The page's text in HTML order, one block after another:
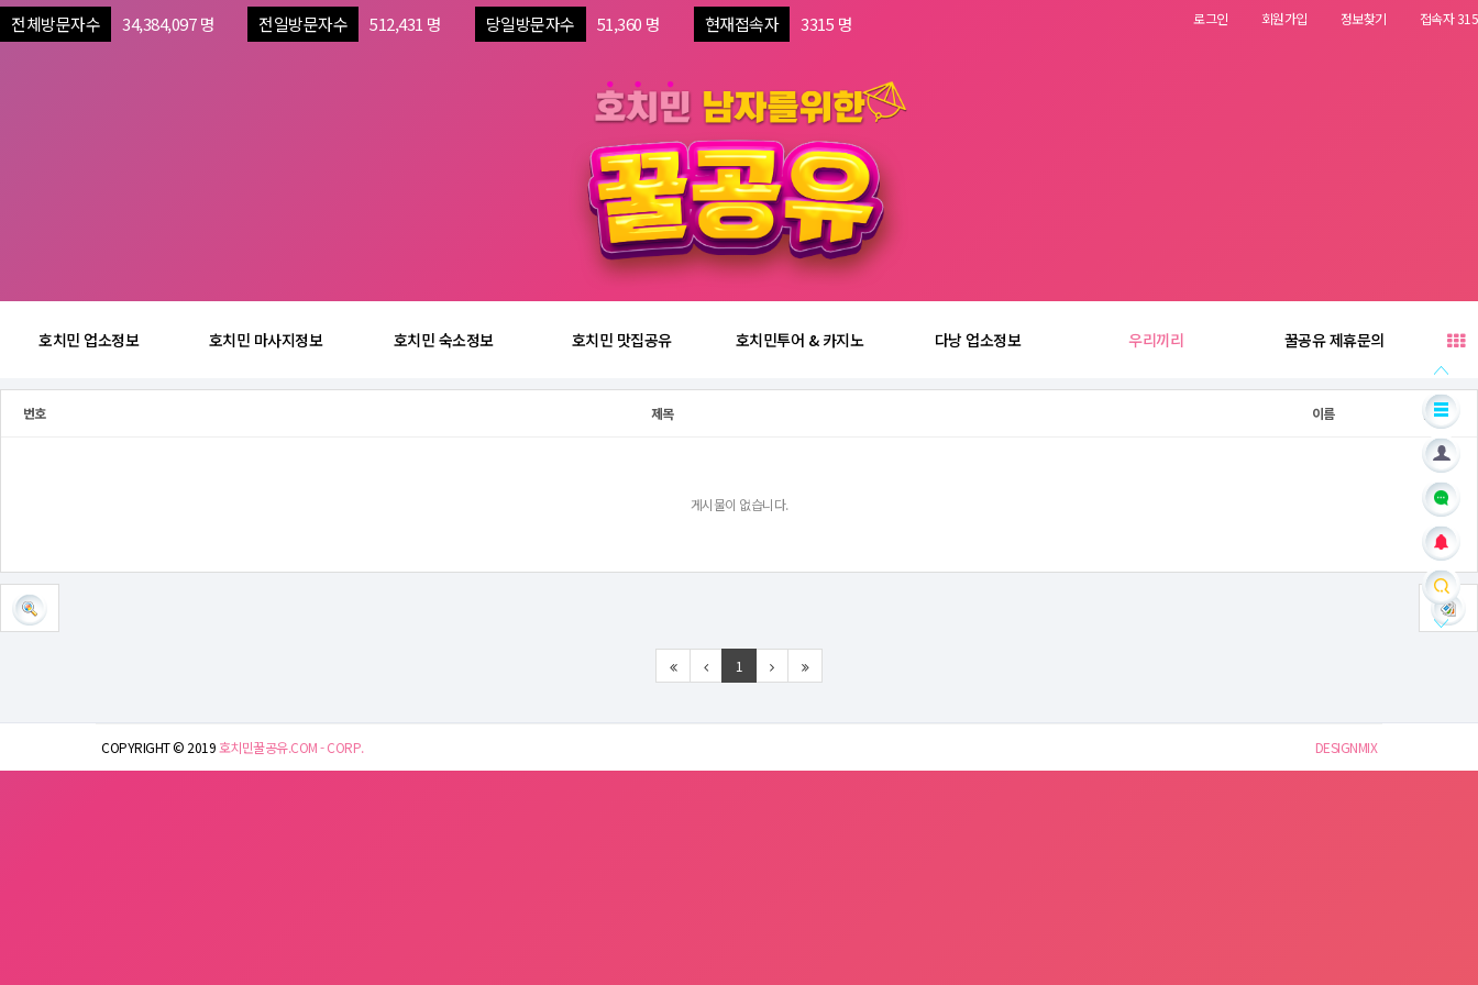
전체방문자수 34,384,097 명 전일방문자수 512,431 명 당일방문자수 51,360 명 현재접속자 3315 명 로그인 회원가입 정보찾기 접속자 315
호치민 업소정보 호치민 마사지정보 호치민 숙소정보 호치민 맛집공유 호치민투어 & 카지노 다낭 업소정보 우리끼리 꿀공유 제휴문의
번호 제목 이름 날짜
게시물이 없습니다.
1
COPYRIGHT © 2019호치민꿀공유.COM - CORP. DESIGNMIX